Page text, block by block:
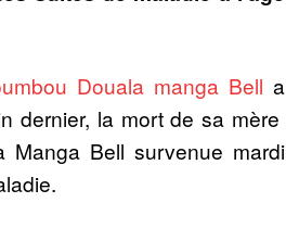
Douala manga Bell a
dernier, la mort de sa mère
Manga Bell survenue mardi